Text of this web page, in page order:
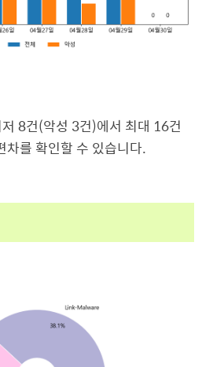
8건(악성 3건)에서 최대 16건
를 확인할 수 있습니다.